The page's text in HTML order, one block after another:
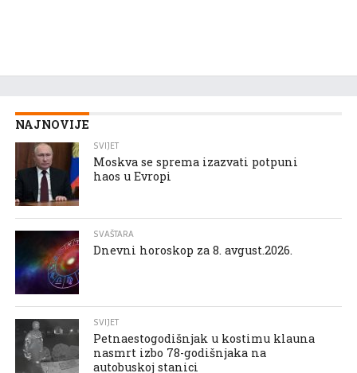
NAJNOVIJE
SVIJET
Moskva se sprema izazvati potpuni
haos u Evropi
SVAŠTARA
Dnevni horoskop za 8. avgust.2026.
SVIJET
Petnaestogodišnjak u kostimu klauna
nasmrt izbo 78-godišnjaka na
autobuskoj stanici